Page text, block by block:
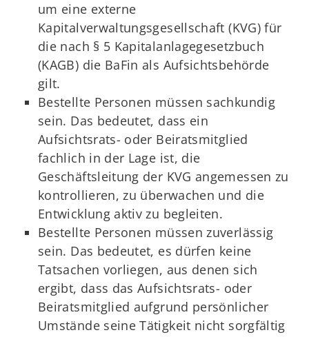
um eine externe
Kapitalverwaltungsgesellschaft (KVG) für
die nach § 5 Kapitalanlagegesetzbuch
(KAGB) die BaFin als Aufsichtsbehörde
gilt.
Bestellte Personen müssen sachkundig
sein. Das bedeutet, dass ein
Aufsichtsrats- oder Beiratsmitglied
fachlich in der Lage ist, die
Geschäftsleitung der KVG angemessen zu
kontrollieren, zu überwachen und die
Entwicklung aktiv zu begleiten.
Bestellte Personen müssen zuverlässig
sein. Das bedeutet, es dürfen keine
Tatsachen vorliegen, aus denen sich
ergibt, dass das Aufsichtsrats- oder
Beiratsmitglied aufgrund persönlicher
Umstände seine Tätigkeit nicht sorgfältig